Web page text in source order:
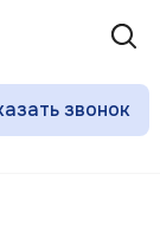
звонок